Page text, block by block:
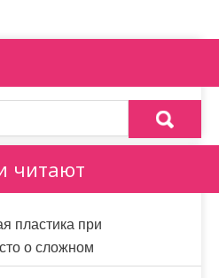
читают
пластика при
о сложном